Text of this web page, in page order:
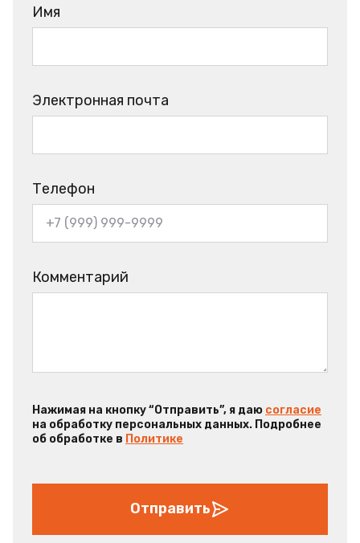
Имя
Электронная почта
Телефон
Комментарий
Нажимая на кнопку “Отправить”, я даю согласие
на обработку персональных данных. Подробнее
об обработке в Политике
Отправить